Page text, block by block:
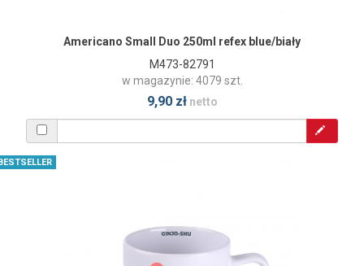
Americano Small Duo 250ml refex blue/biały
M473-82791
w magazynie: 4079 szt.
9,90 złnetto